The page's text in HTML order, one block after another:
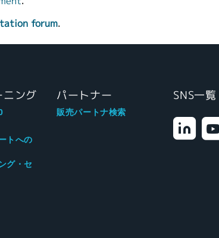
forum.
ニング
トへの
グ・セ
パートナー
販売パートナ検索
SNS一覧